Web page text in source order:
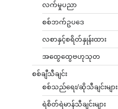
လက်မှုပညာ
စစ်ဘက်ဥပဒေ
လစာနှင့်စရိတ်နှုန်းထား
အထွေထွေဗဟုသုတ
စစ်ချီသီချင်း
စစ်သည်ရေး/ဆိုသီချင်းများ
ရဲစိတ်ရဲမာန်သီချင်းများ